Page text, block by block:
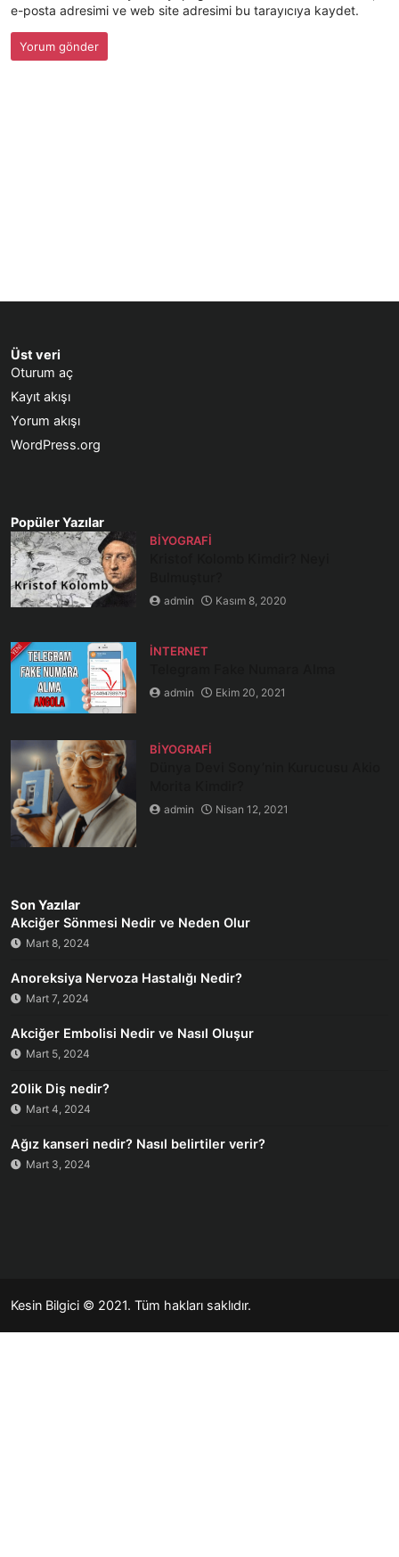
e-posta adresimi ve web site adresimi bu tarayıcıya kaydet.
Üst veri
Oturum aç
Kayıt akışı
Yorum akışı
WordPress.org
Popüler Yazılar
BIYOGRAFI
admin Kasım 8, 2020
İNTERNET
admin Ekim 20, 2021
BIYOGRAFI
admin Nisan 12, 2021
Son Yazılar
Akciğer Sönmesi Nedir ve Neden Olur
Mart 8, 2024
Anoreksiya Nervoza Hastalığı Nedir?
Mart 7, 2024
Akciğer Embolisi Nedir ve Nasıl Oluşur
Mart 5, 2024
20lik Diş nedir?
Mart 4, 2024
Ağız kanseri nedir? Nasıl belirtiler verir?
Mart 3, 2024
Kesin Bilgici © 2021. Tüm hakları saklıdır.